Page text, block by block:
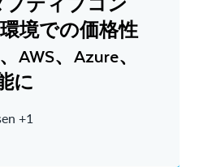
境での価格性
、Azure、
に
+1